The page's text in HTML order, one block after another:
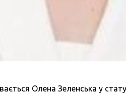
Олена Зеленська у